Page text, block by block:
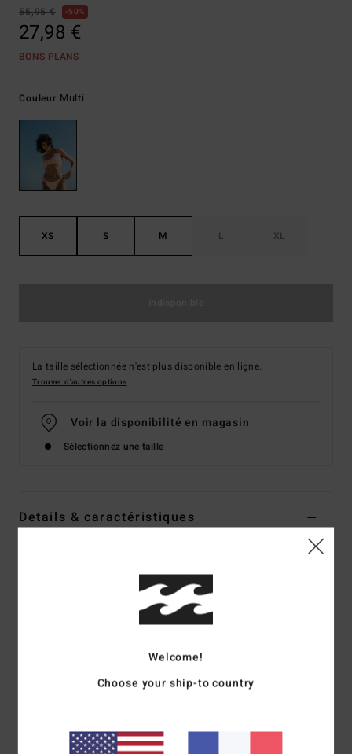
55,95 €
50%
27,98 €
BONS PLANS
Couleur Multi
XS S M L XL
La taille sélectionnée n'est plus disponible en ligne.
Trouver d'autres options
Voir la disponibilité en magasin
Sélectionnez une taille
Details & caractéristiques
Code couleur
Collection Sungazers
Bretelles :réglables avec anneau et système de
Welcome!
Choose your ship-to country